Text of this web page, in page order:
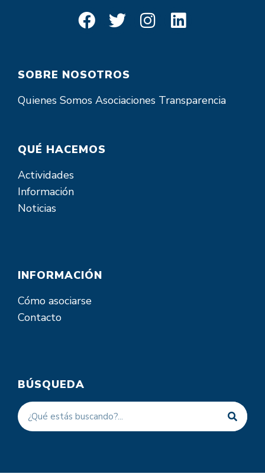
SOBRE NOSOTROS
Quienes Somos Asociaciones Transparencia
QUÉ HACEMOS
Actividades
Información
Noticias
INFORMACIÓN
Cómo asociarse
Contacto
BÚSQUEDA